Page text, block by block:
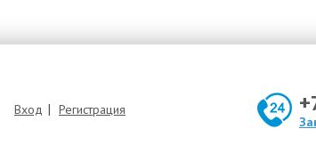
Вход | Регистрация